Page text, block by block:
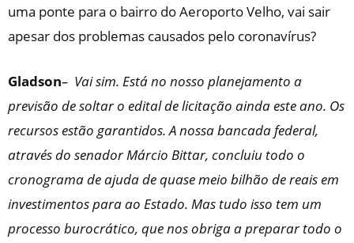
uma ponte para o bairro do Aeroporto Velho, vai sair
apesar dos problemas causados pelo coronavírus?
Gladson– Vai sim. Está no nosso planejamento a
previsão de soltar o edital de licitação ainda este ano. Os
recursos estão garantidos. A nossa bancada federal,
através do senador Márcio Bittar, concluiu todo o
cronograma de ajuda de quase meio bilhão de reais em
investimentos para ao Estado. Mas tudo isso tem um
processo burocrático, que nos obriga a preparar todo o